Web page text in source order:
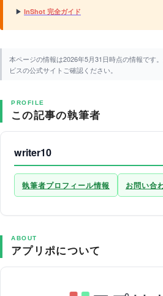
▶ InShot 完全ガイド
本ページの情報は2026年5月31日時点の情報です
ビスの公式サイトご確認ください。
PROFILE
この記事の執筆者
writer10
執筆者プロフィール情報 お問い合
ABOUT
アプリポについて